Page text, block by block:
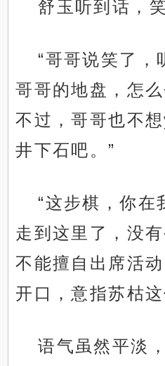
舒玉听到话，
“哥哥说笑了，
哥哥的地盘，怎
不过，哥哥也不
井下石吧。”
“这步棋，你在
走到这里了，没
不能擅自出席活
开口，意指苏枯这
语气虽然平淡